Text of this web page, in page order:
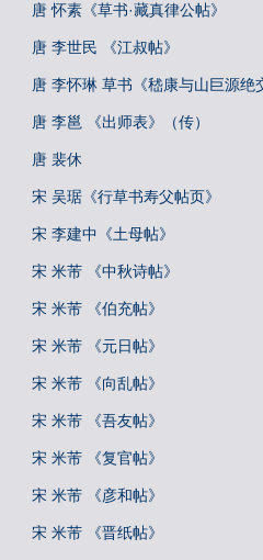
唐 怀素《草书·藏真律公帖》
唐 李世民 《江叔帖》
唐 李怀琳 草书《嵇康与山巨源绝
唐 李邕 《出师表》（传）
唐 裴休
宋 吴琚《行草书寿父帖页》
宋 李建中《土母帖》
宋 米芾 《中秋诗帖》
宋 米芾 《伯充帖》
宋 米芾 《元日帖》
宋 米芾 《向乱帖》
宋 米芾 《吾友帖》
宋 米芾 《复官帖》
宋 米芾 《彦和帖》
宋 米芾 《晋纸帖》